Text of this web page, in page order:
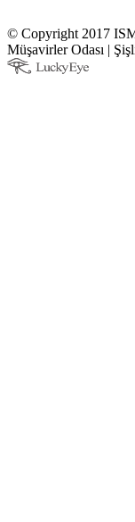
© Copyright 2017
Müşavirler Odası |